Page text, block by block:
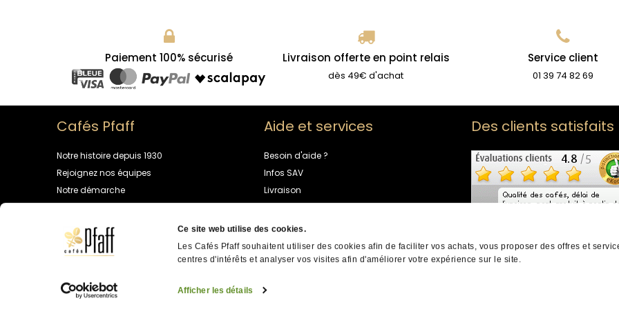
Ce site web utilise des cookies.
Les Cafés Pfaff souhaitent utiliser des cookies afin de faciliter vos achats, vous proposer des offres et
centres d'intérêts et analyser vos visites afin d'améliorer votre expérience sur le site.
Afficher les détails
Paiement 100% sécurisé Livraison offerte en point relais
dès 49€ d'achat
Service client
01 39 74 82 69
Cafés Pfaff
Notre histoire depuis 1930
Rejoignez nos équipes
Notre démarche
Univers café
Aide et services
Besoin d'aide ?
Infos SAV
Livraison
Programme de fidélité
Contactez-nous
Des clients satisfaits